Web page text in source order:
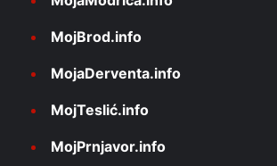
MojBrod.info
MojaDerventa.info
MojTeslić.info
MojPrnjavor.info